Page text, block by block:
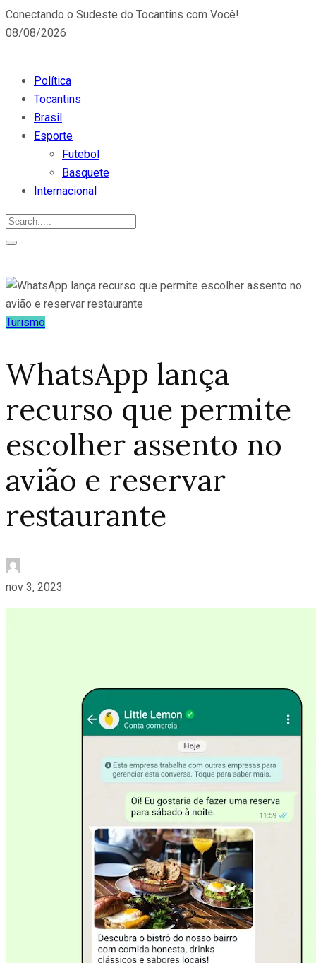
Conectando o Sudeste do Tocantins com Você!
08/08/2026
Política
Tocantins
Brasil
Esporte
Futebol
Basquete
Internacional
Turismo
WhatsApp lança
recurso que permite
escolher assento no
avião e reservar
restaurante
nov 3, 2023